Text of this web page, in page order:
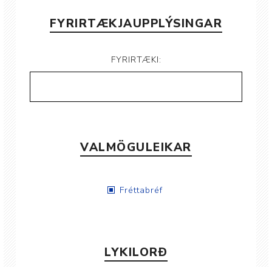
FYRIRTÆKJAUPPLÝSINGAR
FYRIRTÆKI:
VALMÖGULEIKAR
Fréttabréf
LYKILORÐ